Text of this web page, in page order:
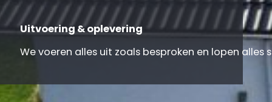
Uitvoering & oplevering
We voeren alles uit zoals besproken en lopen alles
Onze klanten aan het woord